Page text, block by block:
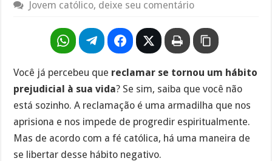
Jovem católico, deixe seu comentário
Você já percebeu que reclamar se tornou um hábito
prejudicial à sua vida? Se sim, saiba que você não
está sozinho. A reclamação é uma armadilha que nos
aprisiona e nos impede de progredir espiritualmente.
Mas de acordo com a fé católica, há uma maneira de
se libertar desse hábito negativo.